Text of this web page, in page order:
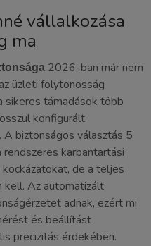
vállalkozása
ma
2026-ban már nem
üzleti folytonosság
sikeres támadások több
konfigurált
biztonságos választás 5
karbantartási
de a teljes
kell. Az automatizált
adnak, ezért mi
és beállítást
precizitás érdekében.